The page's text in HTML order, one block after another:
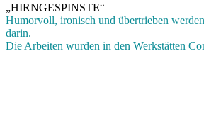
„HIRNGESPINSTE“
Humorvoll, ironisch und übertrieben
darin.
Die Arbeiten wurden in den Werkstätten